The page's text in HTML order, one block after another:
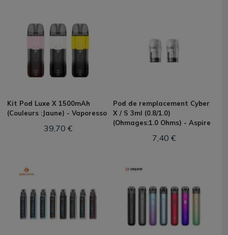
Kit Pod Luxe X 1500mAh
(Couleurs :Jaune) - Vaporesso
39,70 €
Pod de remplacement Cyber
X / S 3ml (0.8/1.0)
(Ohmages:1.0 Ohms) - Aspire
7,40 €